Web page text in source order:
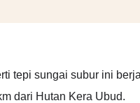
tepi sungai subur ini
dari Hutan Kera Ubud.